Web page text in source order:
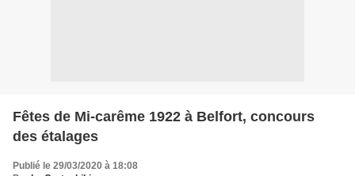
Fêtes de Mi-carême 1922 à Belfort, concours
des étalages
Publié le 29/03/2020 à 18:08